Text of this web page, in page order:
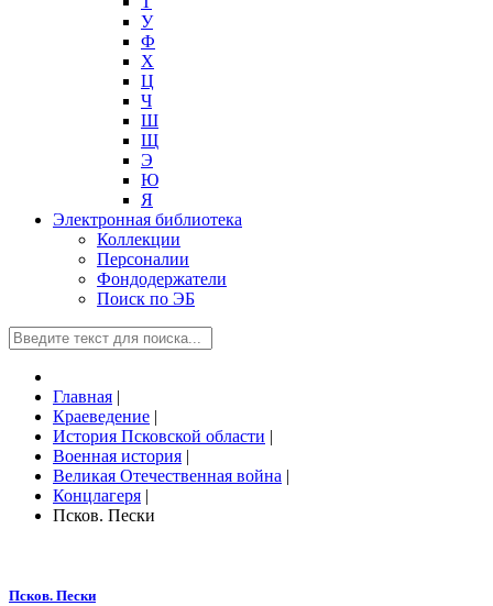
У
Ф
Х
Ц
Ч
Ш
Щ
Э
Ю
Я
Электронная библиотека
Коллекции
Персоналии
Фондодержатели
Поиск по ЭБ
Главная |
Краеведение |
История Псковской области |
Военная история |
Великая Отечественная война |
Концлагеря |
Псков. Пески
Псков. Пески